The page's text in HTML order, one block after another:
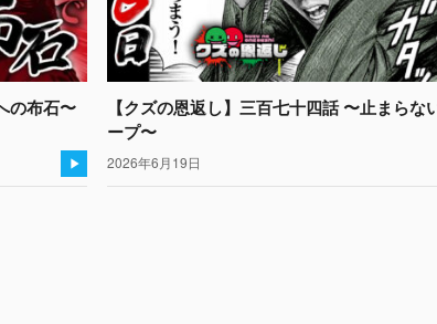
の布石〜
【クズの恩返し】三百七十四話 〜止まらな
ープ〜
2026年6月19日